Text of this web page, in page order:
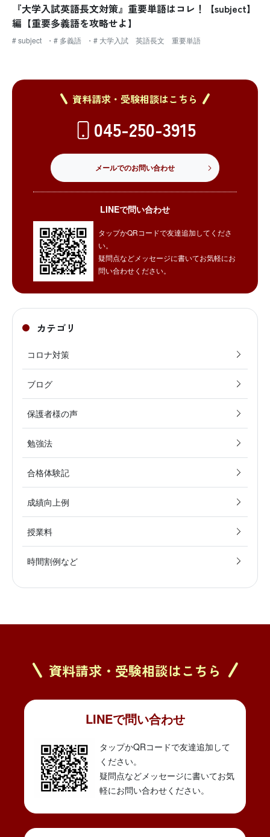
『大学入試英語長文対策』重要単語はコレ！【subject】
編【重要多義語を攻略せよ】
# subject # 多義語 # 大学入試 英語長文 重要単語
資料請求・受験相談はこちら
045-250-3915
メールでのお問い合わせ
LINEで問い合わせ
タップかQRコードで友達追加してくださ
い。
疑問点などメッセージに書いてお気軽にお
問い合わせください。
カテゴリ
コロナ対策
ブログ
保護者様の声
勉強法
合格体験記
成績向上例
授業料
時間割例など
資料請求・受験相談はこちら
LINEで問い合わせ
タップかQRコードで友達追加して
ください。
疑問点などメッセージに書いてお気
軽にお問い合わせください。